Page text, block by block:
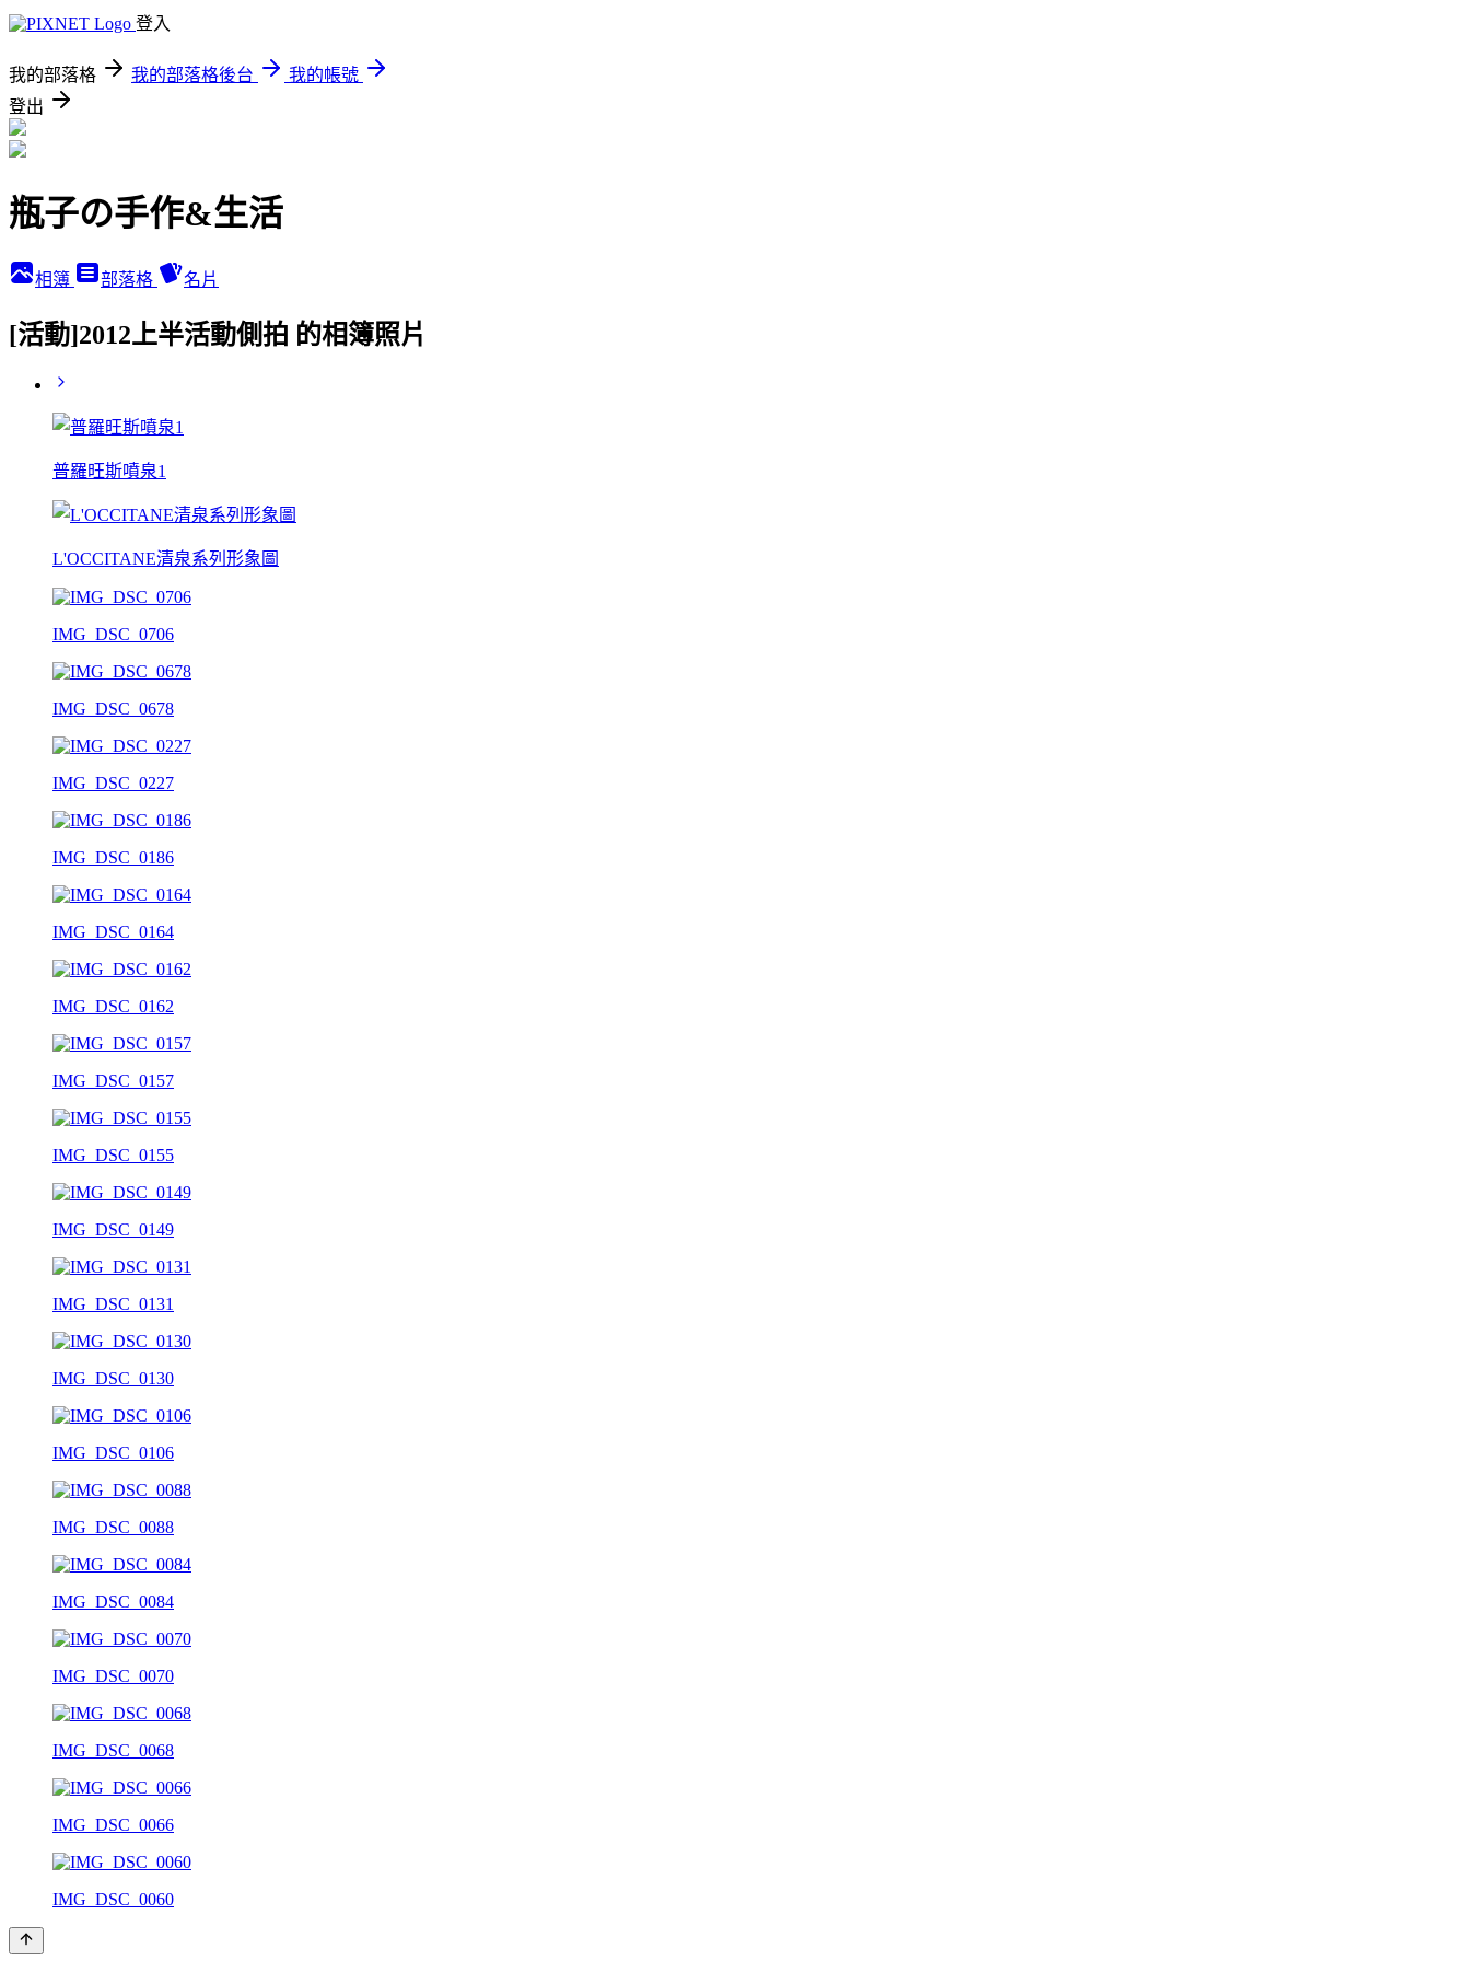
登入
我的部落格 我的部落格後台
我的帳號
登出
瓶子の手作&生活
相簿 部落格 名片
[活動]2012上半活動側拍 的相簿照片
普羅旺斯噴泉1
L'OCCITANE清泉系列形象圖
IMG_DSC_0706
IMG_DSC_0678
IMG_DSC_0227
IMG_DSC_0186
IMG_DSC_0164
IMG_DSC_0162
IMG_DSC_0157
IMG_DSC_0155
IMG_DSC_0149
IMG_DSC_0131
IMG_DSC_0130
IMG_DSC_0106
IMG_DSC_0088
IMG_DSC_0084
IMG_DSC_0070
IMG_DSC_0068
IMG_DSC_0066
IMG_DSC_0060